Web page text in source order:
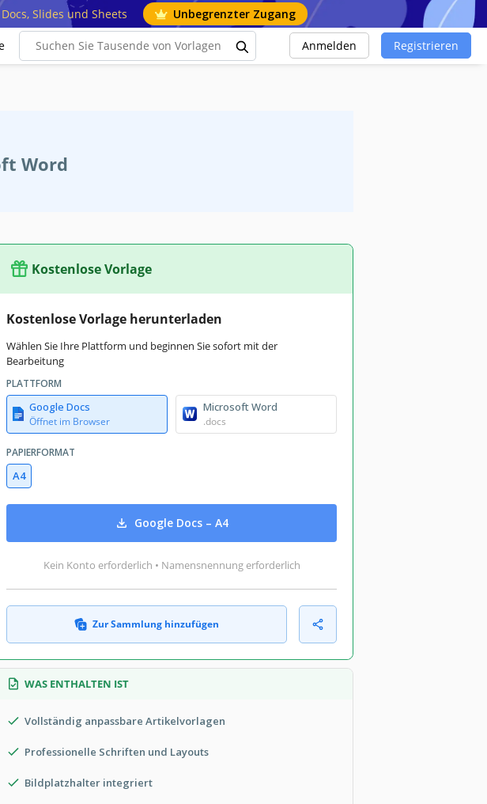
Slides und Sheets Unbegrenzter Zugang
Anmelden Registrieren
Word
Kostenlose Vorlage
Kostenlose Vorlage herunterladen
Wählen Sie Ihre Plattform und beginnen Sie sofort mit der
Bearbeitung
PLATTFORM
Google Docs
Öffnet im Browser
Microsoft Word
.docs
PAPIERFORMAT
A4
Google Docs – A4
Kein Konto erforderlich • Namensnennung erforderlich
Zur Sammlung hinzufügen
WAS ENTHALTEN IST
Vollständig anpassbare Artikelvorlagen
Professionelle Schriften und Layouts
Bildplatzhalter integriert